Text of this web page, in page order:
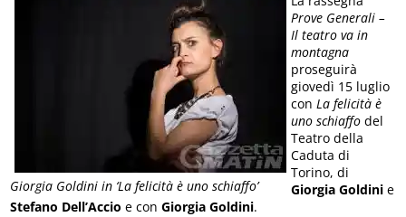
Giorgia Goldini in ‘La felicità è uno schiaffo’
Prove Generali –
Il teatro va in
montagna
proseguirà
giovedì 15 luglio
conLa felicità è
uno schiaffo del
Teatro della
Caduta di
Torino, di
Giorgia Goldini e
Stefano Dell’Accio e con Giorgia Goldini.